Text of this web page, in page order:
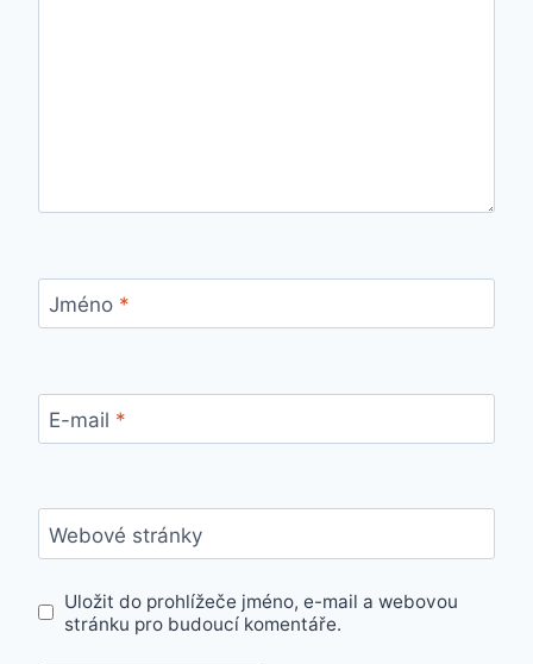
Jméno *
E-mail *
Webové stránky
Uložit do prohlížeče jméno, e-mail a webovou
stránku pro budoucí komentáře.